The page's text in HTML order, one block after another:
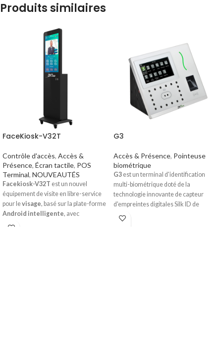
Produits similaires
FaceKiosk-V32T
Contrôle d'accès, Accès &
Présence, Écran tactile, POS
Terminal, NOUVEAUTÉS
Facekiosk-V32T est un nouvel
équipement de visite en libre-service
pour levisage, basé sur la plate-forme
Android intelligente, avec
l'algorithme de
G3
Accès & Présence, Pointeuse
biométrique
G3 est un terminal d'identification
multi-biométrique doté de la
technologie innovante de capteur
d'empreintes digitales Silk ID de
ZKTeco. Avec l'algorithme